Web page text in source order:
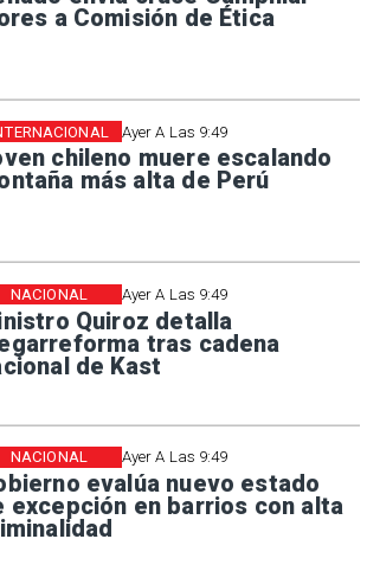
a Comisión de Ética
Ayer A Las 9:49
chileno muere escalando
más alta de Perú
Ayer A Las 9:49
Quiroz detalla
tras cadena
de Kast
NACIONAL
Ayer A Las 9:49
evalúa nuevo estado
excepción en barrios con alta
NACIONAL